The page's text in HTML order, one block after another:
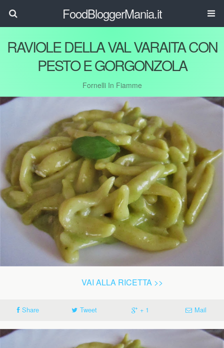
FoodBloggerMania.it
RAVIOLE DELLA VAL VARAITA CON
PESTO E GORGONZOLA
Fornelli In Fiamme
VAI ALLA RICETTA >>
Share Tweet + 1 Mail